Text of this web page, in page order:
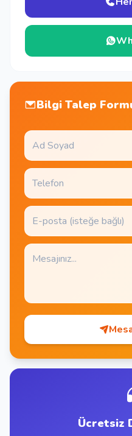
Bilgi Talep
Ücretsiz